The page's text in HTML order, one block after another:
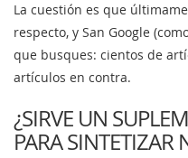
La cuestión es que
respecto, y San Google
que busques: cientos de
artículos en contra.
¿SIRVE UN
PARA SINTETIZAR